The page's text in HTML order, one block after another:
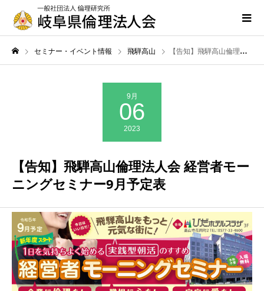
セミナー・イベント情報 飛騨高山 【告知】飛騨高山倫理法人会 経営者モーニングセミナー9月予定表
9月
06
2023
【告知】飛騨高山倫理法人会 経営者モー
ニングセミナー9月予定表